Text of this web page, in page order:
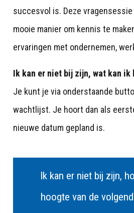
succesvol is. Deze
mooie manier om kennis te
ervaringen met ondernemen,
Ik kan er niet bij zijn, wat kan ik
Je kunt je via onderstaande
wachtlijst. Je hoort dan als
nieuwe datum gepland is.
Ik kan er niet bij zijn,
hoogte van de